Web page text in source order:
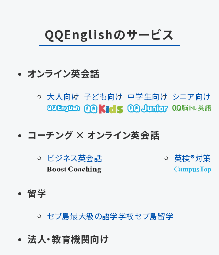
QQEnglishのサービス
オンライン英会話
大人向け 子ども向け 中学生向け シニア向け
コーチング × オンライン英会話
ビジネス英会話 英検®対策
留学
セブ島最大級の語学学校セブ島留学
法人・教育機関向け